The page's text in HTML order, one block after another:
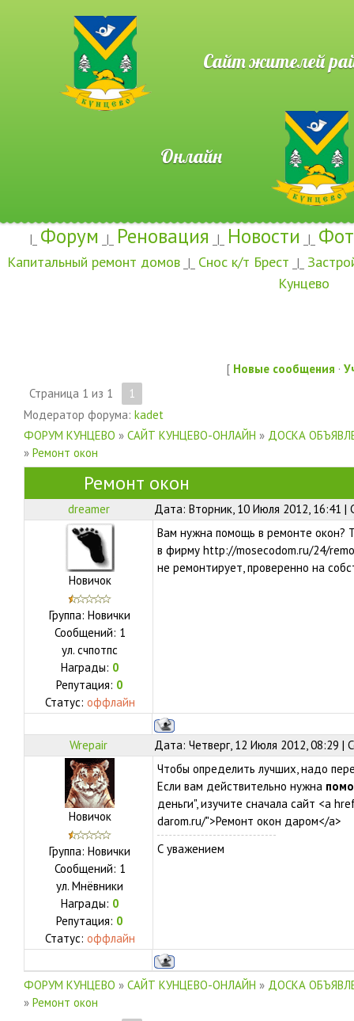
Сайт жителей
Онлайн
|_ Форум _|_ Реновация _|_ Новости _|_
Капитальный ремонт домов _|_ Снос к/т Брест _|_
Кунцево
[ Новые сообщения ·
Страница 1 из 1
1
Модератор форума: kadet
ФОРУМ КУНЦЕВО » САЙТ КУНЦЕВО-ОНЛАЙН » ДОСКА
» Ремонт окон
Ремонт окон
dreamer Дата: Вторник, 10 Июля 2012, 16:41
Новичок
Группа: Новички
Сообщений: 1
ул. счпотпс
Награды: 0
Репутация: 0
Статус: оффлайн
Вам нужна помощь в ремонте окон?
в фирму http://mosecodom.ru/24/
не ремонтирует, проверенно на
Wrepair Дата: Четверг, 12 Июля 2012, 08:29 |
Новичок
Группа: Новички
Сообщений: 1
ул. Мнёвники
Награды: 0
Репутация: 0
Статус: оффлайн
Чтобы определить лучших, надо
Если вам действительно нужна
деньги", изучите сначала сайт <a
darom.ru/">Ремонт окон даром</a>
С уважением
ФОРУМ КУНЦЕВО » САЙТ КУНЦЕВО-ОНЛАЙН » ДОСКА
» Ремонт окон